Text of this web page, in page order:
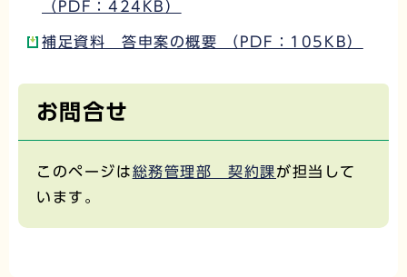
（PDF：424KB）
補足資料 答申案の概要 （PDF：105KB）
お問合せ
このページは総務管理部 契約課が担当して
います。